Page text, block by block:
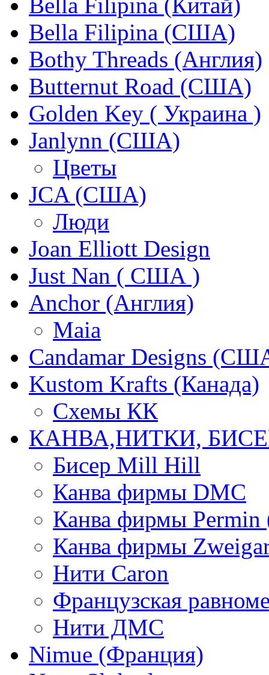
Bella Filipina (Китай)
Bella Filipina (США)
Bothy Threads (Англия)
Butternut Road (США)
Golden Key ( Украина )
Janlynn (США)
Цветы
JCA (США)
Люди
Joan Elliott Design
Just Nan ( США )
Anchor (Англия)
Maia
Candamar Designs
Kustom Krafts (Канада)
Схемы КК
КАНВА,НИТКИ,
Бисер Mill Hill
Канва фирмы DMC
Канва фирмы Permin
Канва фирмы
Нити Caron
Французская
Нити ДМС
Nimue (Франция)